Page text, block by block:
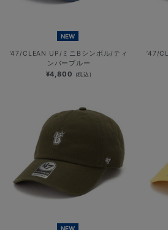
NEW
’47/CLEAN UP/ミニBシンボル/ティ
ンバーブルー
¥4,800 (税込)
’47/
NEW